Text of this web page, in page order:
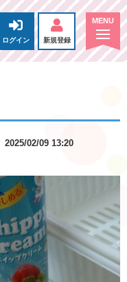
ログイン 新規登録
2025/02/09 13:20